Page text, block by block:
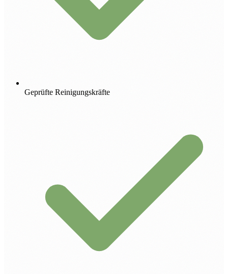
Geprüfte Reinigungskräfte